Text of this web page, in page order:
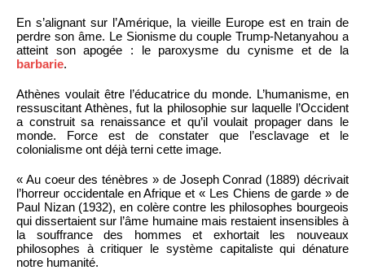
En s’alignant sur l’Amérique, la vieille Europe est en train de
perdre son âme. Le Sionisme du couple Trump-Netanyahou a
atteint son apogée : le paroxysme du cynisme et de la
barbarie.
Athènes voulait être l’éducatrice du monde. L’humanisme, en
ressuscitant Athènes, fut la philosophie sur laquelle l’Occident
a construit sa renaissance et qu’il voulait propager dans le
monde. Force est de constater que l’esclavage et le
colonialisme ont déjà terni cette image.
« Au coeur des ténèbres » de Joseph Conrad (1889) décrivait
l’horreur occidentale en Afrique et « Les Chiens de garde » de
Paul Nizan (1932), en colère contre les philosophes bourgeois
qui dissertaient sur l’âme humaine mais restaient insensibles à
la souffrance des hommes et exhortait les nouveaux
philosophes à critiquer le système capitaliste qui dénature
notre humanité.